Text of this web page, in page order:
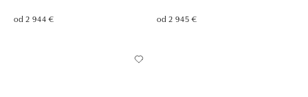
od 2 944 € od 2 945 €